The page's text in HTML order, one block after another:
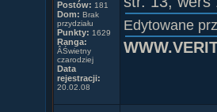
Postów: 181
Dom: Brak
przydziału
Punkty: 1629
Ranga:
ÂŚwietny
czarodziej
Data
rejestracji:
20.02.08
Edytowane